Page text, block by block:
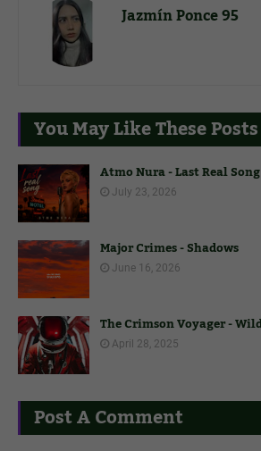
Jazmín Ponce 95
You May Like These Posts
Atmo Nura - Last Real Song
July 23, 2026
Major Crimes - Shadows
June 16, 2026
The Crimson Voyager -
April 28, 2025
Post A Comment